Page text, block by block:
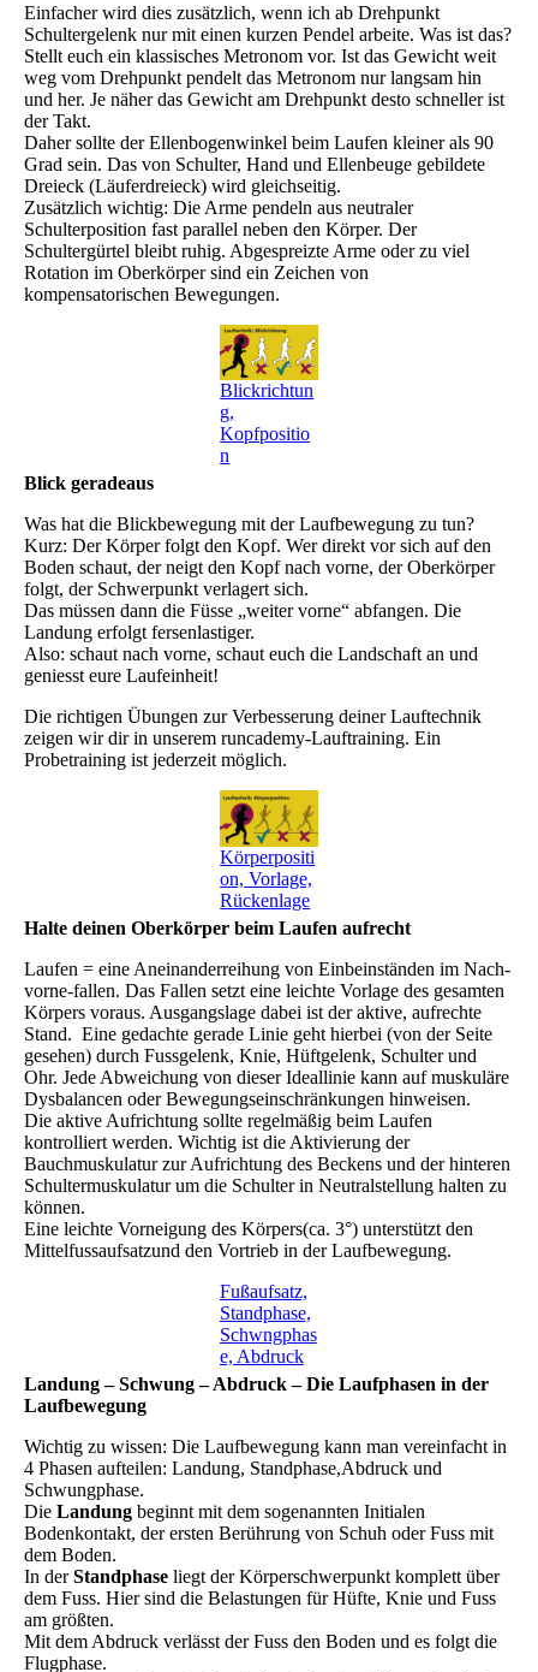
Einfacher wird dies zusätzlich, wenn ich ab Drehpunkt
Schultergelenk nur mit einen kurzen Pendel arbeite. Was ist das?
Stellt euch ein klassisches Metronom vor. Ist das Gewicht weit
weg vom Drehpunkt pendelt das Metronom nur langsam hin
und her. Je näher das Gewicht am Drehpunkt desto schneller ist
der Takt.
Daher sollte der Ellenbogenwinkel beim Laufen kleiner als 90
Grad sein. Das von Schulter, Hand und Ellenbeuge gebildete
Dreieck (Läuferdreieck) wird gleichseitig.
Zusätzlich wichtig: Die Arme pendeln aus neutraler
Schulterposition fast parallel neben den Körper. Der
Schultergürtel bleibt ruhig. Abgespreizte Arme oder zu viel
Rotation im Oberkörper sind ein Zeichen von
kompensatorischen Bewegungen.
Blickrichtun
g,
Kopfpositio
n
Blick geradeaus
Was hat die Blickbewegung mit der Laufbewegung zu tun?
Kurz: Der Körper folgt den Kopf. Wer direkt vor sich auf den
Boden schaut, der neigt den Kopf nach vorne, der Oberkörper
folgt, der Schwerpunkt verlagert sich.
Das müssen dann die Füsse „weiter vorne“ abfangen. Die
Landung erfolgt fersenlastiger.
Also: schaut nach vorne, schaut euch die Landschaft an und
geniesst eure Laufeinheit!
Die richtigen Übungen zur Verbesserung deiner Lauftechnik
zeigen wir dir in unserem runcademy-Lauftraining. Ein
Probetraining ist jederzeit möglich.
Körperpositi
on, Vorlage,
Rückenlage
Halte deinen Oberkörper beim Laufen aufrecht
Laufen = eine Aneinanderreihung von Einbeinständen im Nach-
vorne-fallen. Das Fallen setzt eine leichte Vorlage des gesamten
Körpers voraus. Ausgangslage dabei ist der aktive, aufrechte
Stand. Eine gedachte gerade Linie geht hierbei (von der Seite
gesehen) durch Fussgelenk, Knie, Hüftgelenk, Schulter und
Ohr. Jede Abweichung von dieser Ideallinie kann auf muskuläre
Dysbalancen oder Bewegungseinschränkungen hinweisen.
Die aktive Aufrichtung sollte regelmäßig beim Laufen
kontrolliert werden. Wichtig ist die Aktivierung der
Bauchmuskulatur zur Aufrichtung des Beckens und der hinteren
Schultermuskulatur um die Schulter in Neutralstellung halten zu
können.
Eine leichte Vorneigung des Körpers(ca. 3°) unterstützt den
Mittelfussaufsatzund den Vortrieb in der Laufbewegung.
Fußaufsatz,
Standphase,
Schwngphas
e, Abdruck
Landung – Schwung – Abdruck – Die Laufphasen in der
Laufbewegung
Wichtig zu wissen: Die Laufbewegung kann man vereinfacht in
4 Phasen aufteilen: Landung, Standphase,Abdruck und
Schwungphase.
Die Landung beginnt mit dem sogenannten Initialen
Bodenkontakt, der ersten Berührung von Schuh oder Fuss mit
dem Boden.
In derStandphase liegt der Körperschwerpunkt komplett über
dem Fuss. Hier sind die Belastungen für Hüfte, Knie und Fuss
am größten.
Mit dem Abdruck verlässt der Fuss den Boden und es folgt die
Flugphase.